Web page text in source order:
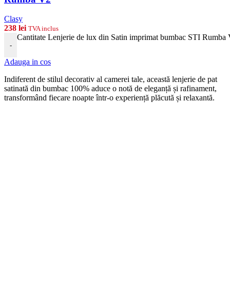
Clasy
238 lei TVA inclus
-
Cantitate Lenjerie de lux din Satin imprimat bumbac STI Rumba
Adauga in cos
Indiferent de stilul decorativ al camerei tale, această lenjerie de pat
satinată din bumbac 100% aduce o notă de eleganță și rafinament,
transformând fiecare noapte într-o experiență plăcută și relaxantă.